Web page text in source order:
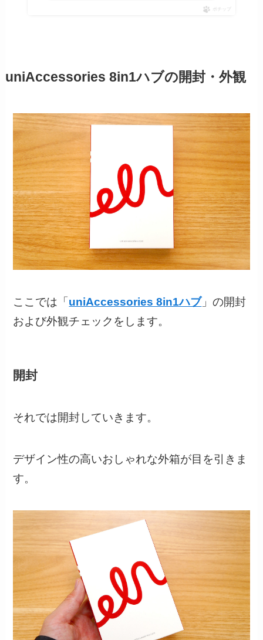
ポチップ
uniAccessories 8in1ハブの開封・外観
ここでは「 uniAccessories 8in1ハブ」の開封
および外観チェックをします。
開封
それでは開封していきます。
デザイン性の高いおしゃれな外箱が目を引きま
す。